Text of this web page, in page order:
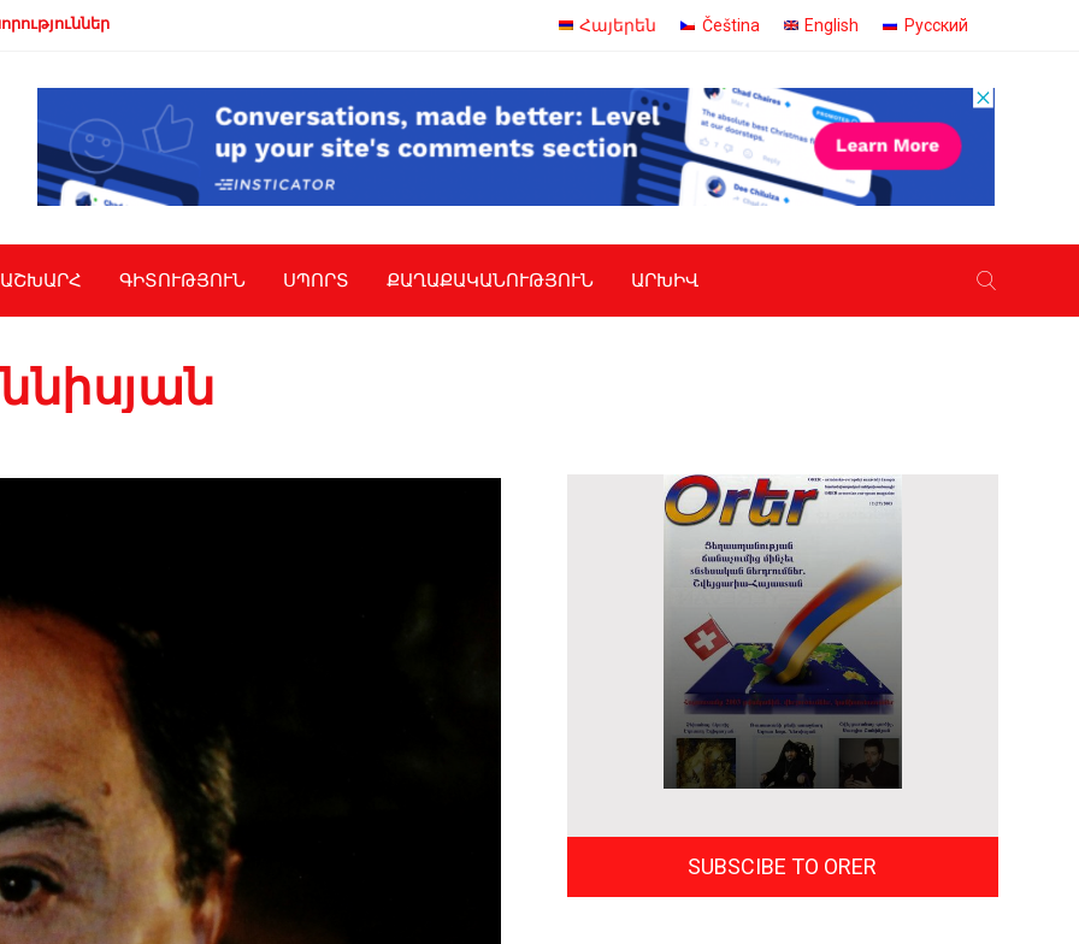
Հայերեն Čeština English Русский
ԱՇԽԱՐՀ ԳԻՏՈՒԹՅՈՒՆ ՍՊՈՐՏ ՔԱՂԱՔԱԿԱՆՈՒԹՅՈՒՆ ԱՐԽԻՎ
SUBSCIBE TO ORER